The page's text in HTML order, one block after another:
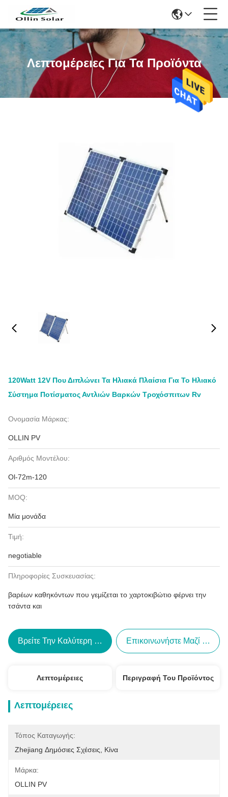
Λεπτομέρειες Για Τα Προϊόντα
120Watt 12V Που Διπλώνει Τα Ηλιακά Πλαίσια Για Το Ηλιακό
Σύστημα Ποτίσματος Αντλιών Βαρκών Τροχόσπιτων Rv
Ονομασία Μάρκας:
OLLIN PV
Αριθμός Μοντέλου:
Ol-72m-120
MOQ:
Μία μονάδα
Τιμή:
negotiable
Πληροφορίες Συσκευασίας:
βαρέων καθηκόντων που γεμίζεται το χαρτοκιβώτιο φέρνει την
τσάντα και
Βρείτε Την Καλύτερη Τιμή Επικοινωνήστε Μαζί Μας
Λεπτομέρειες Περιγραφή Του Προϊόντος
Λεπτομέρειες
Τόπος Καταγωγής:
Zhejiang Δημόσιες Σχέσεις, Κίνα
Μάρκα:
OLLIN PV